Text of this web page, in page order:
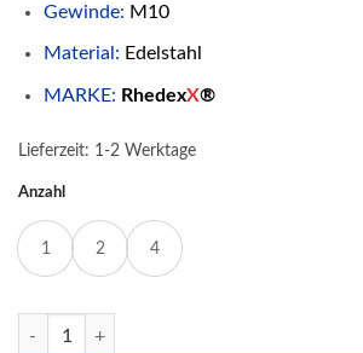
Gewinde: M10
Material: Edelstahl
MARKE: RhedexX®
Lieferzeit: 1-2 Werktage
Anzahl
1 2 4
Gewindeabstandshalter Distanzbolzen